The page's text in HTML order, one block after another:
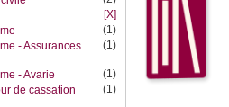
[X]
(1)
- Assurances
(1)
- Avarie
(1)
de cassation
(1)